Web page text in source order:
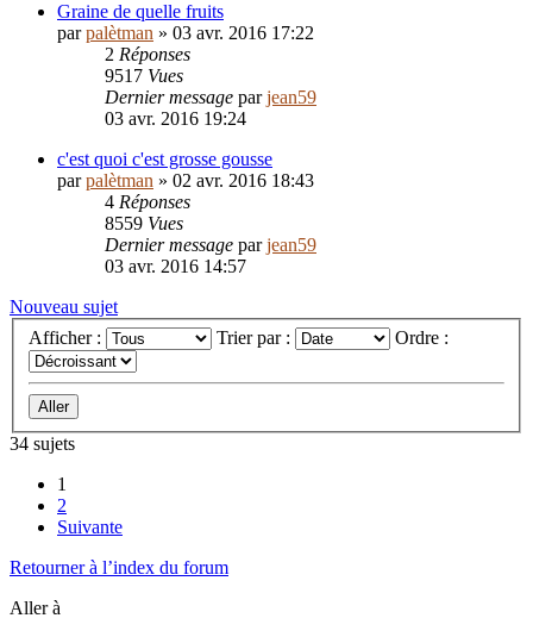
Graine de quelle fruits
parpalètman » 03 avr. 2016 17:22
2 Réponses
9517 Vues
Dernier message parjean59
03 avr. 2016 19:24
c'est quoi c'est grosse gousse
parpalètman » 02 avr. 2016 18:43
4 Réponses
8559 Vues
Dernier message parjean59
03 avr. 2016 14:57
Nouveau sujet
Afficher :
Trier par : Ordre :
34 sujets
1
2
Suivante
Retourner à l’index du forum
Aller à